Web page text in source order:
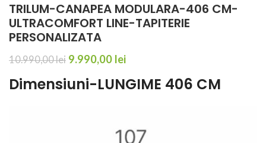
TRILUM-CANAPEA MODULARA-406 CM-
ULTRACOMFORT LINE-TAPITERIE
PERSONALIZATA
10.990,00lei 9.990,00 lei
Dimensiuni-LUNGIME 406 CM